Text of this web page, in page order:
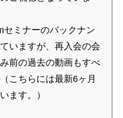
セミナーのバックナン
いますが、再入会の会
前の過去の動画もすべ
こちらには最新6ヶ月
ます。）